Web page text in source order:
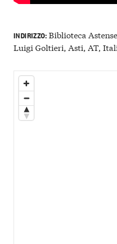
INDIRIZZO:Biblioteca
Luigi Goltieri, Asti, AT,